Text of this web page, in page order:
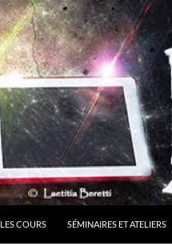
LES COURS SÉMINAIRES ET ATELIERS